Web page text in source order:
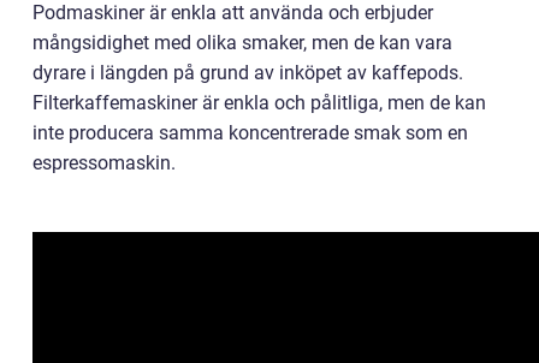
Podmaskiner är enkla att använda och erbjuder
mångsidighet med olika smaker, men de kan vara
dyrare i längden på grund av inköpet av kaffepods.
Filterkaffemaskiner är enkla och pålitliga, men de kan
inte producera samma koncentrerade smak som en
espressomaskin.